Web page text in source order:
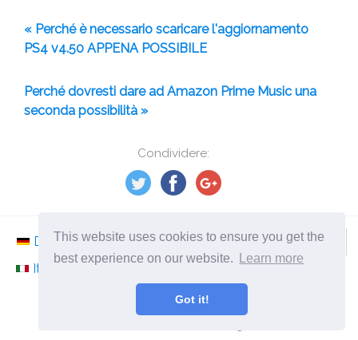
This website uses cookies to ensure you get the
best experience on our website.
Learn more
Got it!
Condividere:
« Perché è necessario scaricare l'aggiornamento
PS4 v4.50 APPENA POSSIBILE
Perché dovresti dare ad Amazon Prime Music una
seconda possibilità »
Deutsch Nederlands Svenska
Norsk
Italiano
Español Românesc
it.ephesossoftware.com